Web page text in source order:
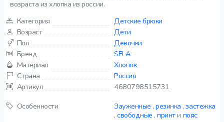
возраста из хлопка из россии.
Категория
Детские брюки
Возраст
Дети
Пол
Девочки
Бренд
SELA
Материал
Хлопок
Страна
Россия
Артикул
4680798515731
Особенности
Зауженные ,резинка ,застежка
,свободные ,принти пояс